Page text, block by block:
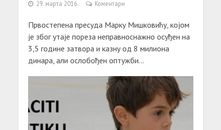
29. марта 2016. Коментари
Првостепена пресуда Марку Мишковићу, којом
је због утаје пореза неправноснажно осуђен на
3,5 године затвора и казну од 8 милиона
динара, али ослобођен оптужби...